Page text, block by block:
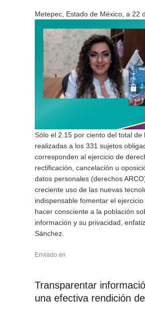
Metepec, Estado de México, a 22
Sólo el 2.15 por ciento del total de
realizadas a los 331 sujetos
corresponden al ejercicio de
rectificación, cancelación u
datos personales (derechos
creciente uso de las nuevas
indispensable fomentar el
hacer consciente a la población
información y su privacidad,
Sánchez.
Enviado en
Transparentar
una efectiva rendición